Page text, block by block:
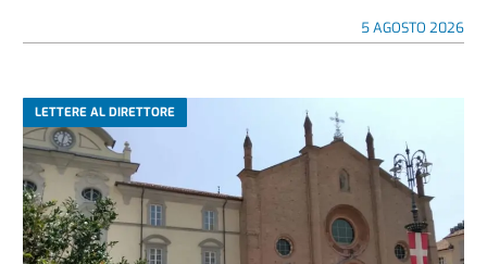
5 AGOSTO 2026
LETTERE AL DIRETTORE